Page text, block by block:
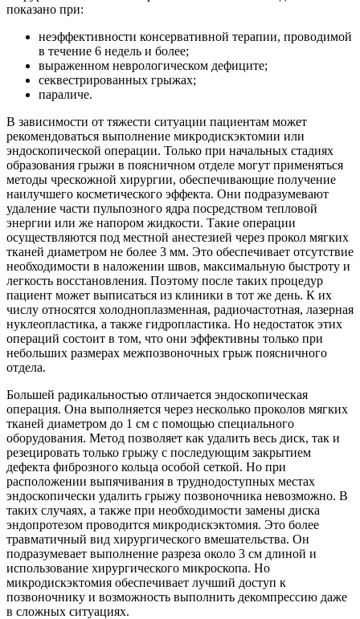
показано при:
неэффективности консервативной терапии, проводимой
в течение 6 недель и более;
выраженном неврологическом дефиците;
секвестрированных грыжах;
параличе.
В зависимости от тяжести ситуации пациентам может
рекомендоваться выполнение микродискэктомии или
эндоскопической операции. Только при начальных стадиях
образования грыжи в поясничном отделе могут применяться
методы чрескожной хирургии, обеспечивающие получение
наилучшего косметического эффекта. Они подразумевают
удаление части пульпозного ядра посредством тепловой
энергии или же напором жидкости. Такие операции
осуществляются под местной анестезией через прокол мягких
тканей диаметром не более 3 мм. Это обеспечивает отсутствие
необходимости в наложении швов, максимальную быстроту и
легкость восстановления. Поэтому после таких процедур
пациент может выписаться из клиники в тот же день. К их
числу относятся холодноплазменная, радиочастотная, лазерная
нуклеопластика, а также гидропластика. Но недостаток этих
операций состоит в том, что они эффективны только при
небольших размерах межпозвоночных грыж поясничного
отдела.
Большей радикальностью отличается эндоскопическая
операция. Она выполняется через несколько проколов мягких
тканей диаметром до 1 см с помощью специального
оборудования. Метод позволяет как удалить весь диск, так и
резецировать только грыжу с последующим закрытием
дефекта фиброзного кольца особой сеткой. Но при
расположении выпячивания в труднодоступных местах
эндоскопически удалить грыжу позвоночника невозможно. В
таких случаях, а также при необходимости замены диска
эндопротезом проводится микродискэктомия. Это более
травматичный вид хирургического вмешательства. Он
подразумевает выполнение разреза около 3 см длиной и
использование хирургического микроскопа. Но
микродискэктомия обеспечивает лучший доступ к
позвоночнику и возможность выполнить декомпрессию даже
в сложных ситуациях.